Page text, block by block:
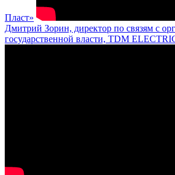
Пласт»
Дмитрий Зорин, директор по связям с
государственной власти, TDM